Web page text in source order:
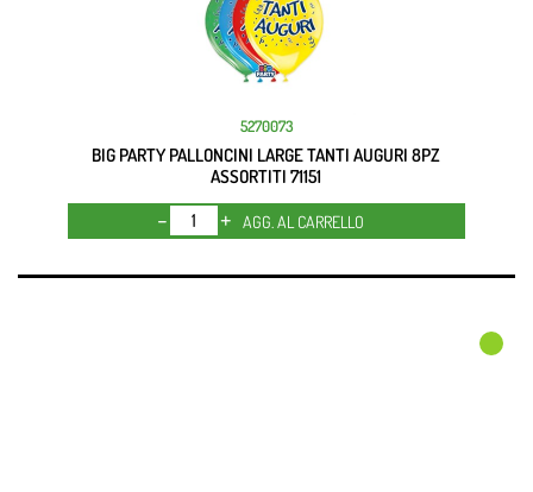
5270073
BIG PARTY PALLONCINI LARGE TANTI AUGURI 8PZ
ASSORTITI 71151
Quantità
AGG. AL CARRELLO